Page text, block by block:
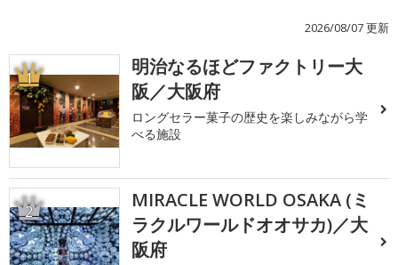
2026/08/07 更新
1
明治なるほどファクトリー大
阪／大阪府
ロングセラー菓子の歴史を楽しみながら学
べる施設
2
MIRACLE WORLD OSAKA (ミ
ラクルワールドオオサカ)／大
阪府